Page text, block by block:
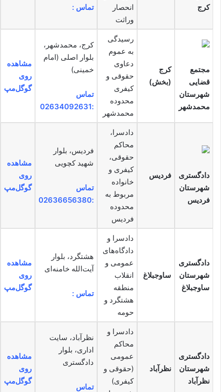
کرج
انحصار
وراثت
تماس :
مجتمع
قضایی
شهرستان
محمدشهر
کرج
(بخش)
رسیدگی
به عموم
دعاوی
حقوقی و
کیفری
محدوده
محمدشهر
کرج، محمدشهر،
بلوار اصلی (امام
خمینی)
تماس
:02634092631
مشاهده
روی
گوگل‌مپ
دادگستری
شهرستان
فردیس
فردیس
دادسرا،
محاکم
حقوقی،
کیفری و
خانواده
مربوط به
محدوده
فردیس
فردیس، بلوار
شهید کچویی
تماس
:02636656380
مشاهده
روی
گوگل‌مپ
دادگستری
شهرستان
ساوجبلاغ
ساوجبلاغ
دادسرا و
دادگاه‌های
عمومی و
انقلاب
منطقه
هشتگرد و
حومه
هشتگرد، بلوار
آیت‌الله خامنه‌ای
تماس :
مشاهده
روی
گوگل‌مپ
دادگستری
شهرستان
نظرآباد
نظرآباد
دادسرا و
محاکم
عمومی
(حقوقی و
کیفری)
نظرآباد، سایت
اداری، بلوار
دادگستری
تماس
مشاهده
روی
گوگل‌مپ